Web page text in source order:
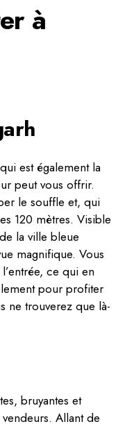
à
est également la
peut vous offrir.
le souffle et, qui
120 mètres. Visible
la ville bleue
magnifique. Vous
ce qui en
pour profiter
ne trouverez que là-
bruyantes et
Allant de